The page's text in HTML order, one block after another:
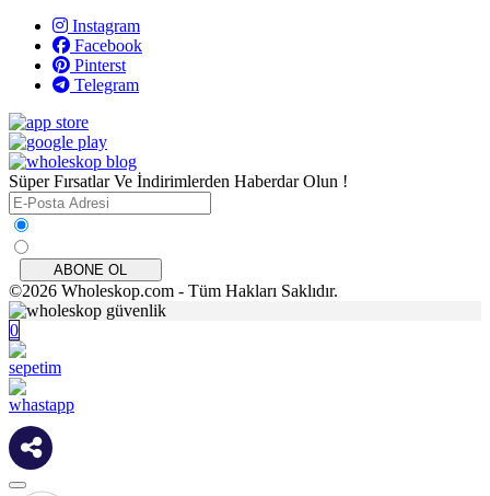
Instagram
Facebook
Pinterst
Telegram
Süper Fırsatlar Ve İndirimlerden Haberdar Olun !
ABONE OL
©2026 Wholeskop.com - Tüm Hakları Saklıdır.
0